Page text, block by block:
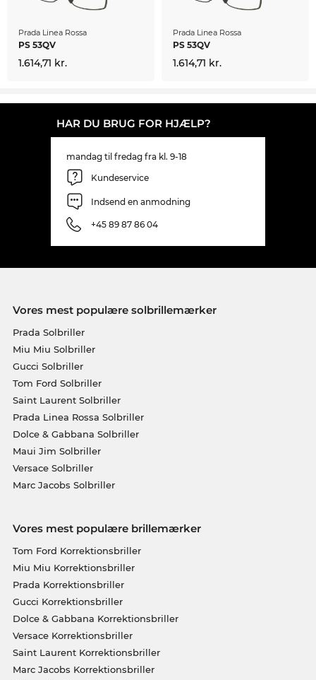
Prada Linea Rossa
PS 53QV
1.614,71 kr.
Prada Linea Rossa
PS 53QV
1.614,71 kr.
HAR DU BRUG FOR HJÆLP?
mandag til fredag fra kl. 9-18
Kundeservice
Indsend en anmodning
+45 89 87 86 04
Vores mest populære solbrillemærker
Prada Solbriller
Miu Miu Solbriller
Gucci Solbriller
Tom Ford Solbriller
Saint Laurent Solbriller
Prada Linea Rossa Solbriller
Dolce & Gabbana Solbriller
Maui Jim Solbriller
Versace Solbriller
Marc Jacobs Solbriller
Vores mest populære brillemærker
Tom Ford Korrektionsbriller
Miu Miu Korrektionsbriller
Prada Korrektionsbriller
Gucci Korrektionsbriller
Dolce & Gabbana Korrektionsbriller
Versace Korrektionsbriller
Saint Laurent Korrektionsbriller
Marc Jacobs Korrektionsbriller